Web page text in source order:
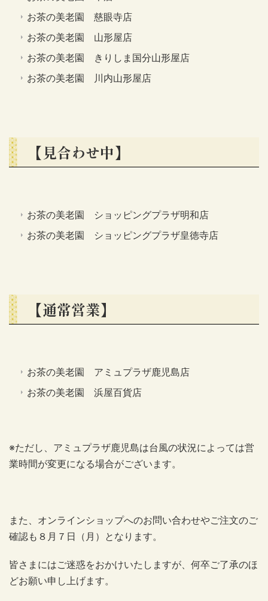
お茶の美老園 慈眼寺店
お茶の美老園 山形屋店
お茶の美老園 きりしま国分山形屋店
お茶の美老園 川内山形屋店
【見合わせ中】
お茶の美老園 ショッピングプラザ明和店
お茶の美老園 ショッピングプラザ皇徳寺店
【通常営業】
お茶の美老園 アミュプラザ鹿児島店
お茶の美老園 浜屋百貨店
※ただし、アミュプラザ鹿児島は台風の状況によっては営
業時間が変更になる場合がございます。
また、オンラインショップへのお問い合わせやご注文のご
確認も８月７日（月）となります。
皆さまにはご迷惑をおかけいたしますが、何卒ご了承のほ
どお願い申し上げます。